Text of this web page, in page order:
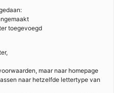
toegevoegd
maar naar homepage
naar hetzelfde lettertype van